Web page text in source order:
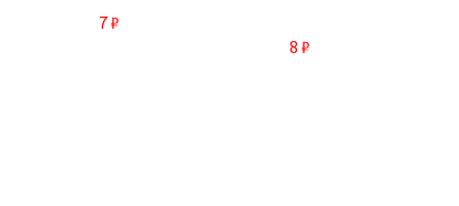
7₽
8₽